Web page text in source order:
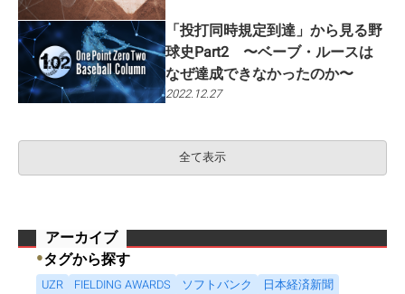
「投打同時規定到達」から見る野
球史Part2 〜ベーブ・ルースは
なぜ達成できなかったのか〜
2022.12.27
全て表示
アーカイブ
●タグから探す
UZR FIELDING AWARDS ソフトバンク
日本経済新聞